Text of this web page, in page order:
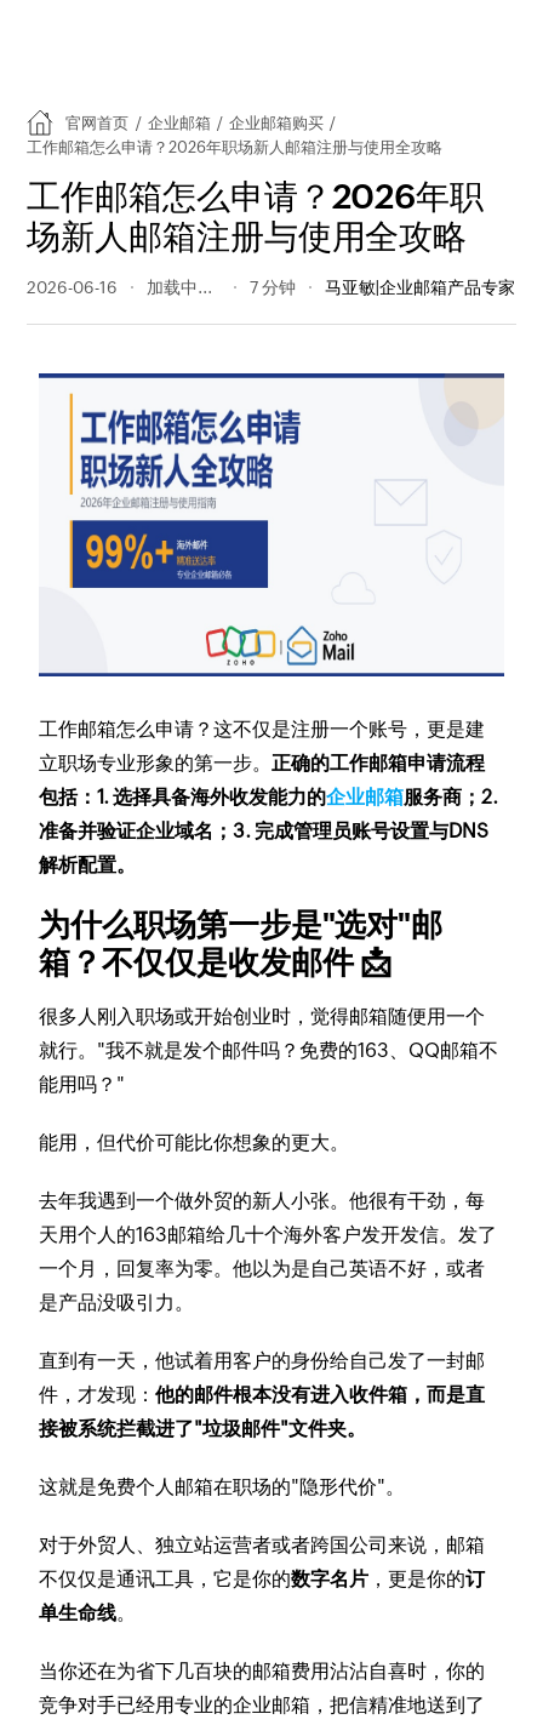
官网首页 / 企业邮箱 / 企业邮箱购买 /
工作邮箱怎么申请？2026年职场新人邮箱注册与使用全攻略
工作邮箱怎么申请？2026年职
场新人邮箱注册与使用全攻略
2026-06-16 76 阅读量 7 分钟 马亚敏|企业邮箱产品专家
工作邮箱怎么申请？这不仅是注册一个账号，更是建
立职场专业形象的第一步。正确的工作邮箱申请流程
包括：1. 选择具备海外收发能力的企业邮箱服务商；2.
准备并验证企业域名；3. 完成管理员账号设置与DNS
解析配置。
为什么职场第一步是"选对"邮
箱？不仅仅是收发邮件 📩
很多人刚入职场或开始创业时，觉得邮箱随便用一个
就行。"我不就是发个邮件吗？免费的163、QQ邮箱不
能用吗？"
能用，但代价可能比你想象的更大。
去年我遇到一个做外贸的新人小张。他很有干劲，每
天用个人的163邮箱给几十个海外客户发开发信。发了
一个月，回复率为零。他以为是自己英语不好，或者
是产品没吸引力。
直到有一天，他试着用客户的身份给自己发了一封邮
件，才发现：他的邮件根本没有进入收件箱，而是直
接被系统拦截进了"垃圾邮件"文件夹。
这就是免费个人邮箱在职场的"隐形代价"。
对于外贸人、独立站运营者或者跨国公司来说，邮箱
不仅仅是通讯工具，它是你的数字名片 ，更是你的订
单生命线。
当你还在为省下几百块的邮箱费用沾沾自喜时，你的
竞争对手已经用专业的企业邮箱，把信精准地送到了